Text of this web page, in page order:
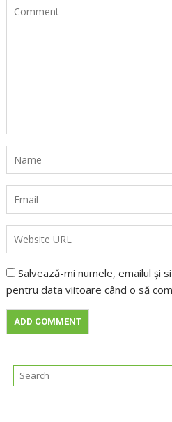
Salvează-mi numele, emailul și
pentru data viitoare când o să